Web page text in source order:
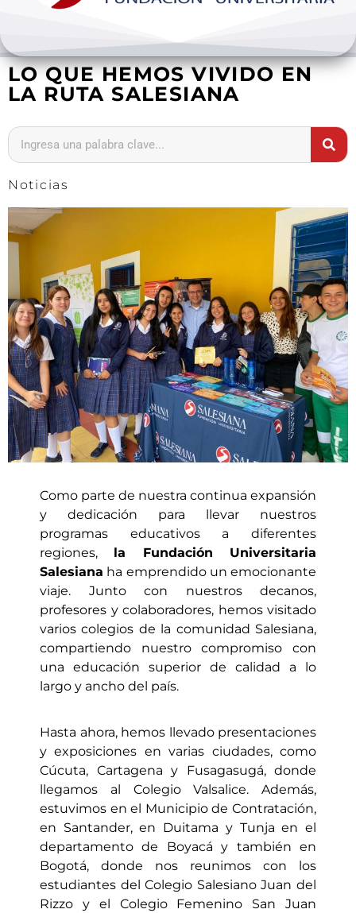
Internacionalización
Extension y desarrollo
LO QUE HEMOS VIVIDO EN
LA RUTA SALESIANA
Noticias
Como parte de nuestra continua expansión
y dedicación para llevar nuestros
programas educativos a diferentes
regiones, la Fundación Universitaria
Salesiana ha emprendido un emocionante
viaje. Junto con nuestros decanos,
profesores y colaboradores, hemos visitado
varios colegios de la comunidad Salesiana,
compartiendo nuestro compromiso con
una educación superior de calidad a lo
largo y ancho del país.
Hasta ahora, hemos llevado presentaciones
y exposiciones en varias ciudades, como
Cúcuta, Cartagena y Fusagasugá, donde
llegamos al Colegio Valsalice. Además,
estuvimos en el Municipio de Contratación,
en Santander, en Duitama y Tunja en el
departamento de Boyacá y también en
Bogotá, donde nos reunimos con los
estudiantes del Colegio Salesiano Juan del
Rizzo y el Colegio Femenino San Juan